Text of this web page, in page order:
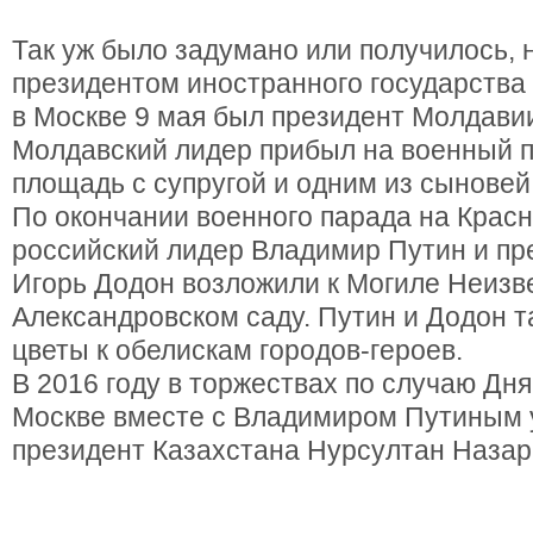
Так уж было задумано или получилось,
президентом иностранного
в Москве 9 мая был президент
Молдавский лидер прибыл на военный
площадь с супругой и одним из
По окончании военного парада на
российский лидер Владимир Путин и
Игорь Додон возложили к Могиле
Александровском саду. Путин и Додон
цветы к обелискам городов-героев.
В 2016 году в торжествах по случаю
Москве вместе с Владимиром Путиным
президент Казахстана Нурсултан